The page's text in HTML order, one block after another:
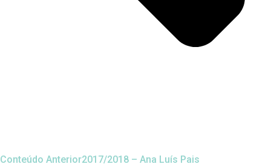
Conteúdo Anterior2017/2018 – Ana Luís Pais